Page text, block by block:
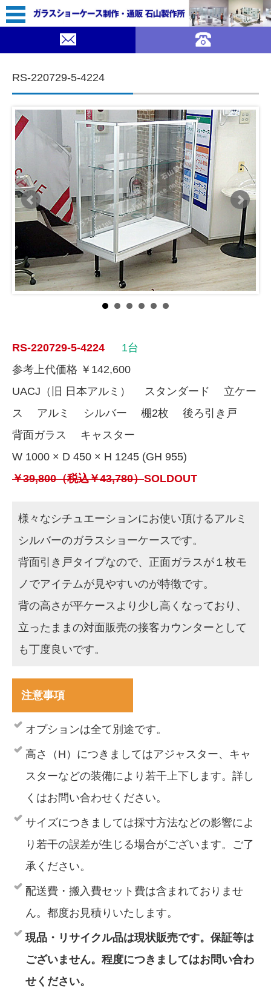
RS-220729-5-4224
RS-220729-5-4224
1台
参考上代価格 ￥142,600
UACJ（旧 日本アルミ） スタンダード 立ケー
ス アルミ シルバー 棚2枚 後ろ引き戸
背面ガラス キャスター
W 1000 × D 450 × H 1245 (GH 955)
￥39,800（税込￥43,780）SOLDOUT
様々なシチュエーションにお使い頂けるアルミ
シルバーのガラスショーケースです。
背面引き戸タイプなので、正面ガラスが１枚モ
ノでアイテムが見やすいのが特徴です。
背の高さが平ケースより少し高くなっており、
立ったままの対面販売の接客カウンターとして
も丁度良いです。
注意事項
オプションは全て別途です。
高さ（H）につきましてはアジャスター、キャ
スターなどの装備により若干上下します。詳し
くはお問い合わせください。
サイズにつきましては採寸方法などの影響によ
り若干の誤差が生じる場合がございます。ご了
承ください。
配送費・搬入費セット費は含まれておりませ
ん。都度お見積りいたします。
現品・リサイクル品は現状販売です。保証等は
ございません。程度につきましてはお問い合わ
せください。